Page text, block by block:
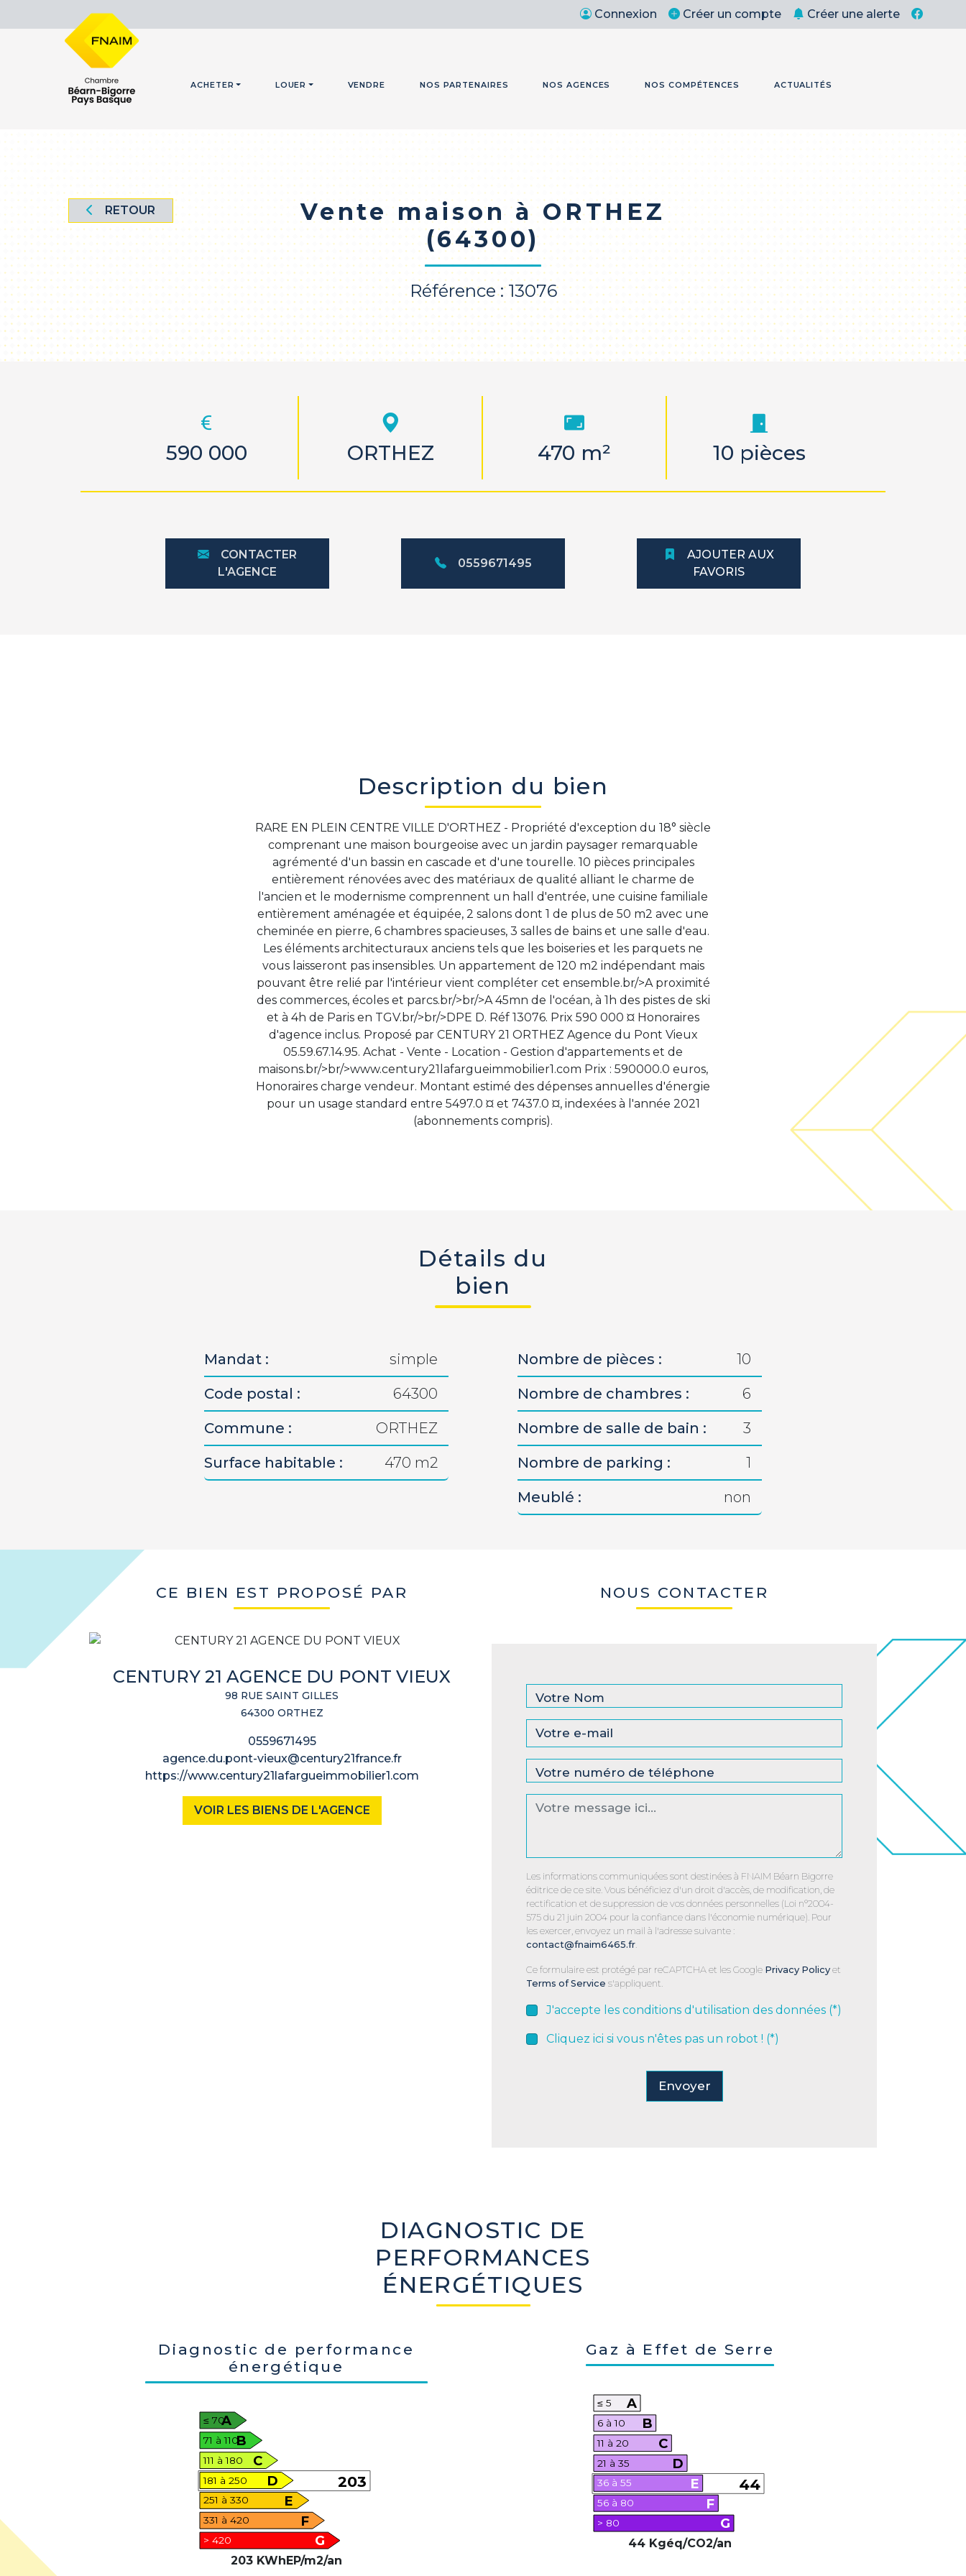
Connexion Créer un compte Créer une alerte
ACHETER LOUER VENDRE NOS PARTENAIRES NOS AGENCES NOS COMPÉTENCES ACTUALITÉS
RETOUR
Vente maison à ORTHEZ
(64300)
Référence : 13076
590 000 ORTHEZ 470 m² 10 pièces
CONTACTER
L'AGENCE
0559671495
AJOUTER AUX
FAVORIS
Description du bien
RARE EN PLEIN CENTRE VILLE D'ORTHEZ - Propriété d'exception du 18° siècle
comprenant une maison bourgeoise avec un jardin paysager remarquable
agrémenté d'un bassin en cascade et d'une tourelle. 10 pièces principales
entièrement rénovées avec des matériaux de qualité alliant le charme de
l'ancien et le modernisme comprennent un hall d'entrée, une cuisine familiale
entièrement aménagée et équipée, 2 salons dont 1 de plus de 50 m2 avec une
cheminée en pierre, 6 chambres spacieuses, 3 salles de bains et une salle d'eau.
Les éléments architecturaux anciens tels que les boiseries et les parquets ne
vous laisseront pas insensibles. Un appartement de 120 m2 indépendant mais
pouvant être relié par l'intérieur vient compléter cet ensemble.br/>A proximité
des commerces, écoles et parcs.br/>br/>A 45mn de l'océan, à 1h des pistes de ski
et à 4h de Paris en TGV.br/>br/>DPE D. Réf 13076. Prix 590 000 ¤ Honoraires
d'agence inclus. Proposé par CENTURY 21 ORTHEZ Agence du Pont Vieux
05.59.67.14.95. Achat - Vente - Location - Gestion d'appartements et de
maisons.br/>br/>www.century21lafargueimmobilier1.com Prix : 590000.0 euros,
Honoraires charge vendeur. Montant estimé des dépenses annuelles d'énergie
pour un usage standard entre 5497.0 ¤ et 7437.0 ¤, indexées à l'année 2021
(abonnements compris).
Détails du
bien
Mandat :
simple
Code postal :
64300
Commune :
ORTHEZ
Surface habitable :
470 m2
Nombre de pièces :
10
Nombre de chambres :
6
Nombre de salle de bain :
3
Nombre de parking :
1
Meublé :
non
CE BIEN EST PROPOSÉ PAR
CENTURY 21 AGENCE DU PONT VIEUX
98 RUE SAINT GILLES
64300 ORTHEZ
0559671495
agence.du.pont-vieux@century21france.fr
https://www.century21lafargueimmobilier1.com
VOIR LES BIENS DE L'AGENCE
NOUS CONTACTER
Les informations communiquées sont destinées à FNAIM Béarn Bigorre
éditrice de ce site. Vous bénéficiez d'un droit d'accès, de modification, de
rectification et de suppression de vos données personnelles (Loi n°2004-
575 du 21 juin 2004 pour la confiance dans l'économie numérique). Pour
les exercer, envoyez un mail à l'adresse suivante :
contact@fnaim6465.fr
Ce formulaire est protégé par reCAPTCHA et les Google Privacy Policy et
Terms of Service s'appliquent.
J'accepte les conditions d'utilisation des données (*)
Cliquez ici si vous n'êtes pas un robot ! (*)
Envoyer
DIAGNOSTIC DE
PERFORMANCES
ÉNERGÉTIQUES
Diagnostic de performance
énergétique
A
≤ 70
B
71 à 110
C
111 à 180
203
D
181 à 250
E
251 à 330
F
331 à 420
G
> 420
203 KWhEP/m2/an
Gaz à Effet de Serre
A
≤ 5
B
6 à 10
C
11 à 20
D
21 à 35
44
E
36 à 55
F
56 à 80
G
> 80
44 Kgéq/CO2/an